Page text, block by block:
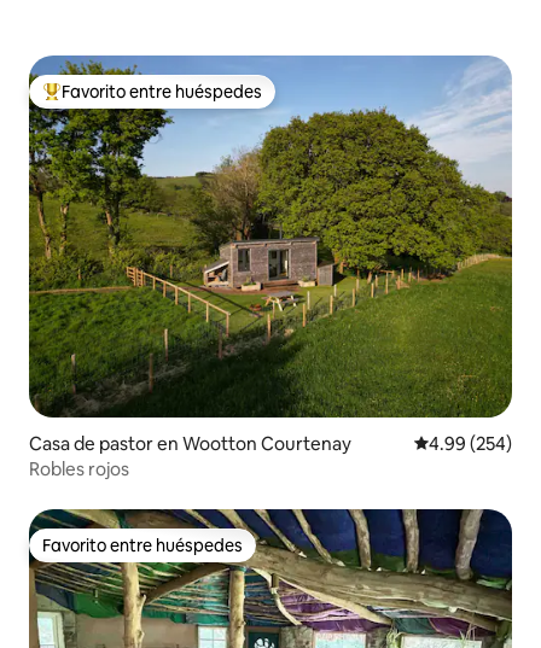
Favorito entre huéspedes preferido
Favorito entre huéspedes
Casa de pastor en Wootton Courtenay Calificación
4.99 (254)
Robles rojos
Favorito entre huéspedes
Favorito entre huéspedes